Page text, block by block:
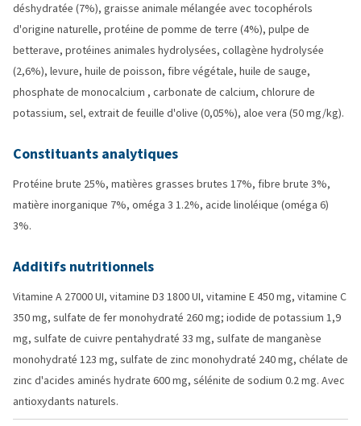
déshydratée (7%), graisse animale mélangée avec tocophérols
d'origine naturelle, protéine de pomme de terre (4%), pulpe de
betterave, protéines animales hydrolysées, collagène hydrolysée
(2,6%), levure, huile de poisson, fibre végétale, huile de sauge,
phosphate de monocalcium , carbonate de calcium, chlorure de
potassium, sel, extrait de feuille d'olive (0,05%), aloe vera (50 mg/kg).
Constituants analytiques
Protéine brute 25%, matières grasses brutes 17%, fibre brute 3%,
matière inorganique 7%, oméga 3 1.2%, acide linoléique (oméga 6)
3%.
Additifs nutritionnels
Vitamine A 27000 UI, vitamine D3 1800 UI, vitamine E 450 mg, vitamine C
350 mg, sulfate de fer monohydraté 260 mg; iodide de potassium 1,9
mg, sulfate de cuivre pentahydraté 33 mg, sulfate de manganèse
monohydraté 123 mg, sulfate de zinc monohydraté 240 mg, chélate de
zinc d'acides aminés hydrate 600 mg, sélénite de sodium 0.2 mg. Avec
antioxydants naturels.